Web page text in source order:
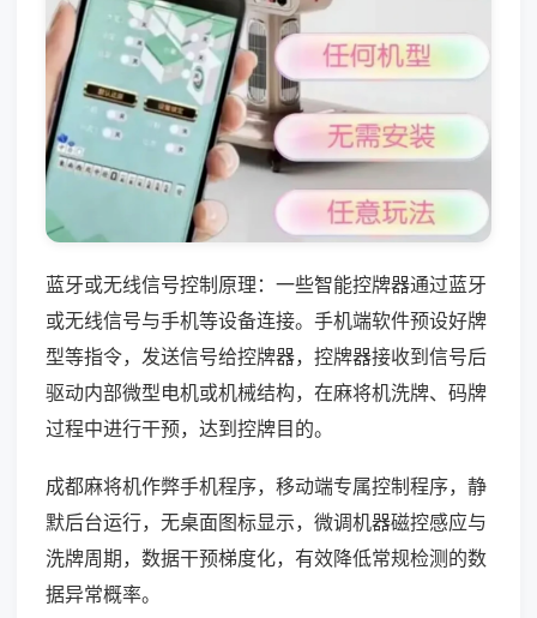
蓝牙或无线信号控制原理：一些智能控牌器通过蓝牙
或无线信号与手机等设备连接。手机端软件预设好牌
型等指令，发送信号给控牌器，控牌器接收到信号后
驱动内部微型电机或机械结构，在麻将机洗牌、码牌
过程中进行干预，达到控牌目的。
成都麻将机作弊手机程序，移动端专属控制程序，静
默后台运行，无桌面图标显示，微调机器磁控感应与
洗牌周期，数据干预梯度化，有效降低常规检测的数
据异常概率。